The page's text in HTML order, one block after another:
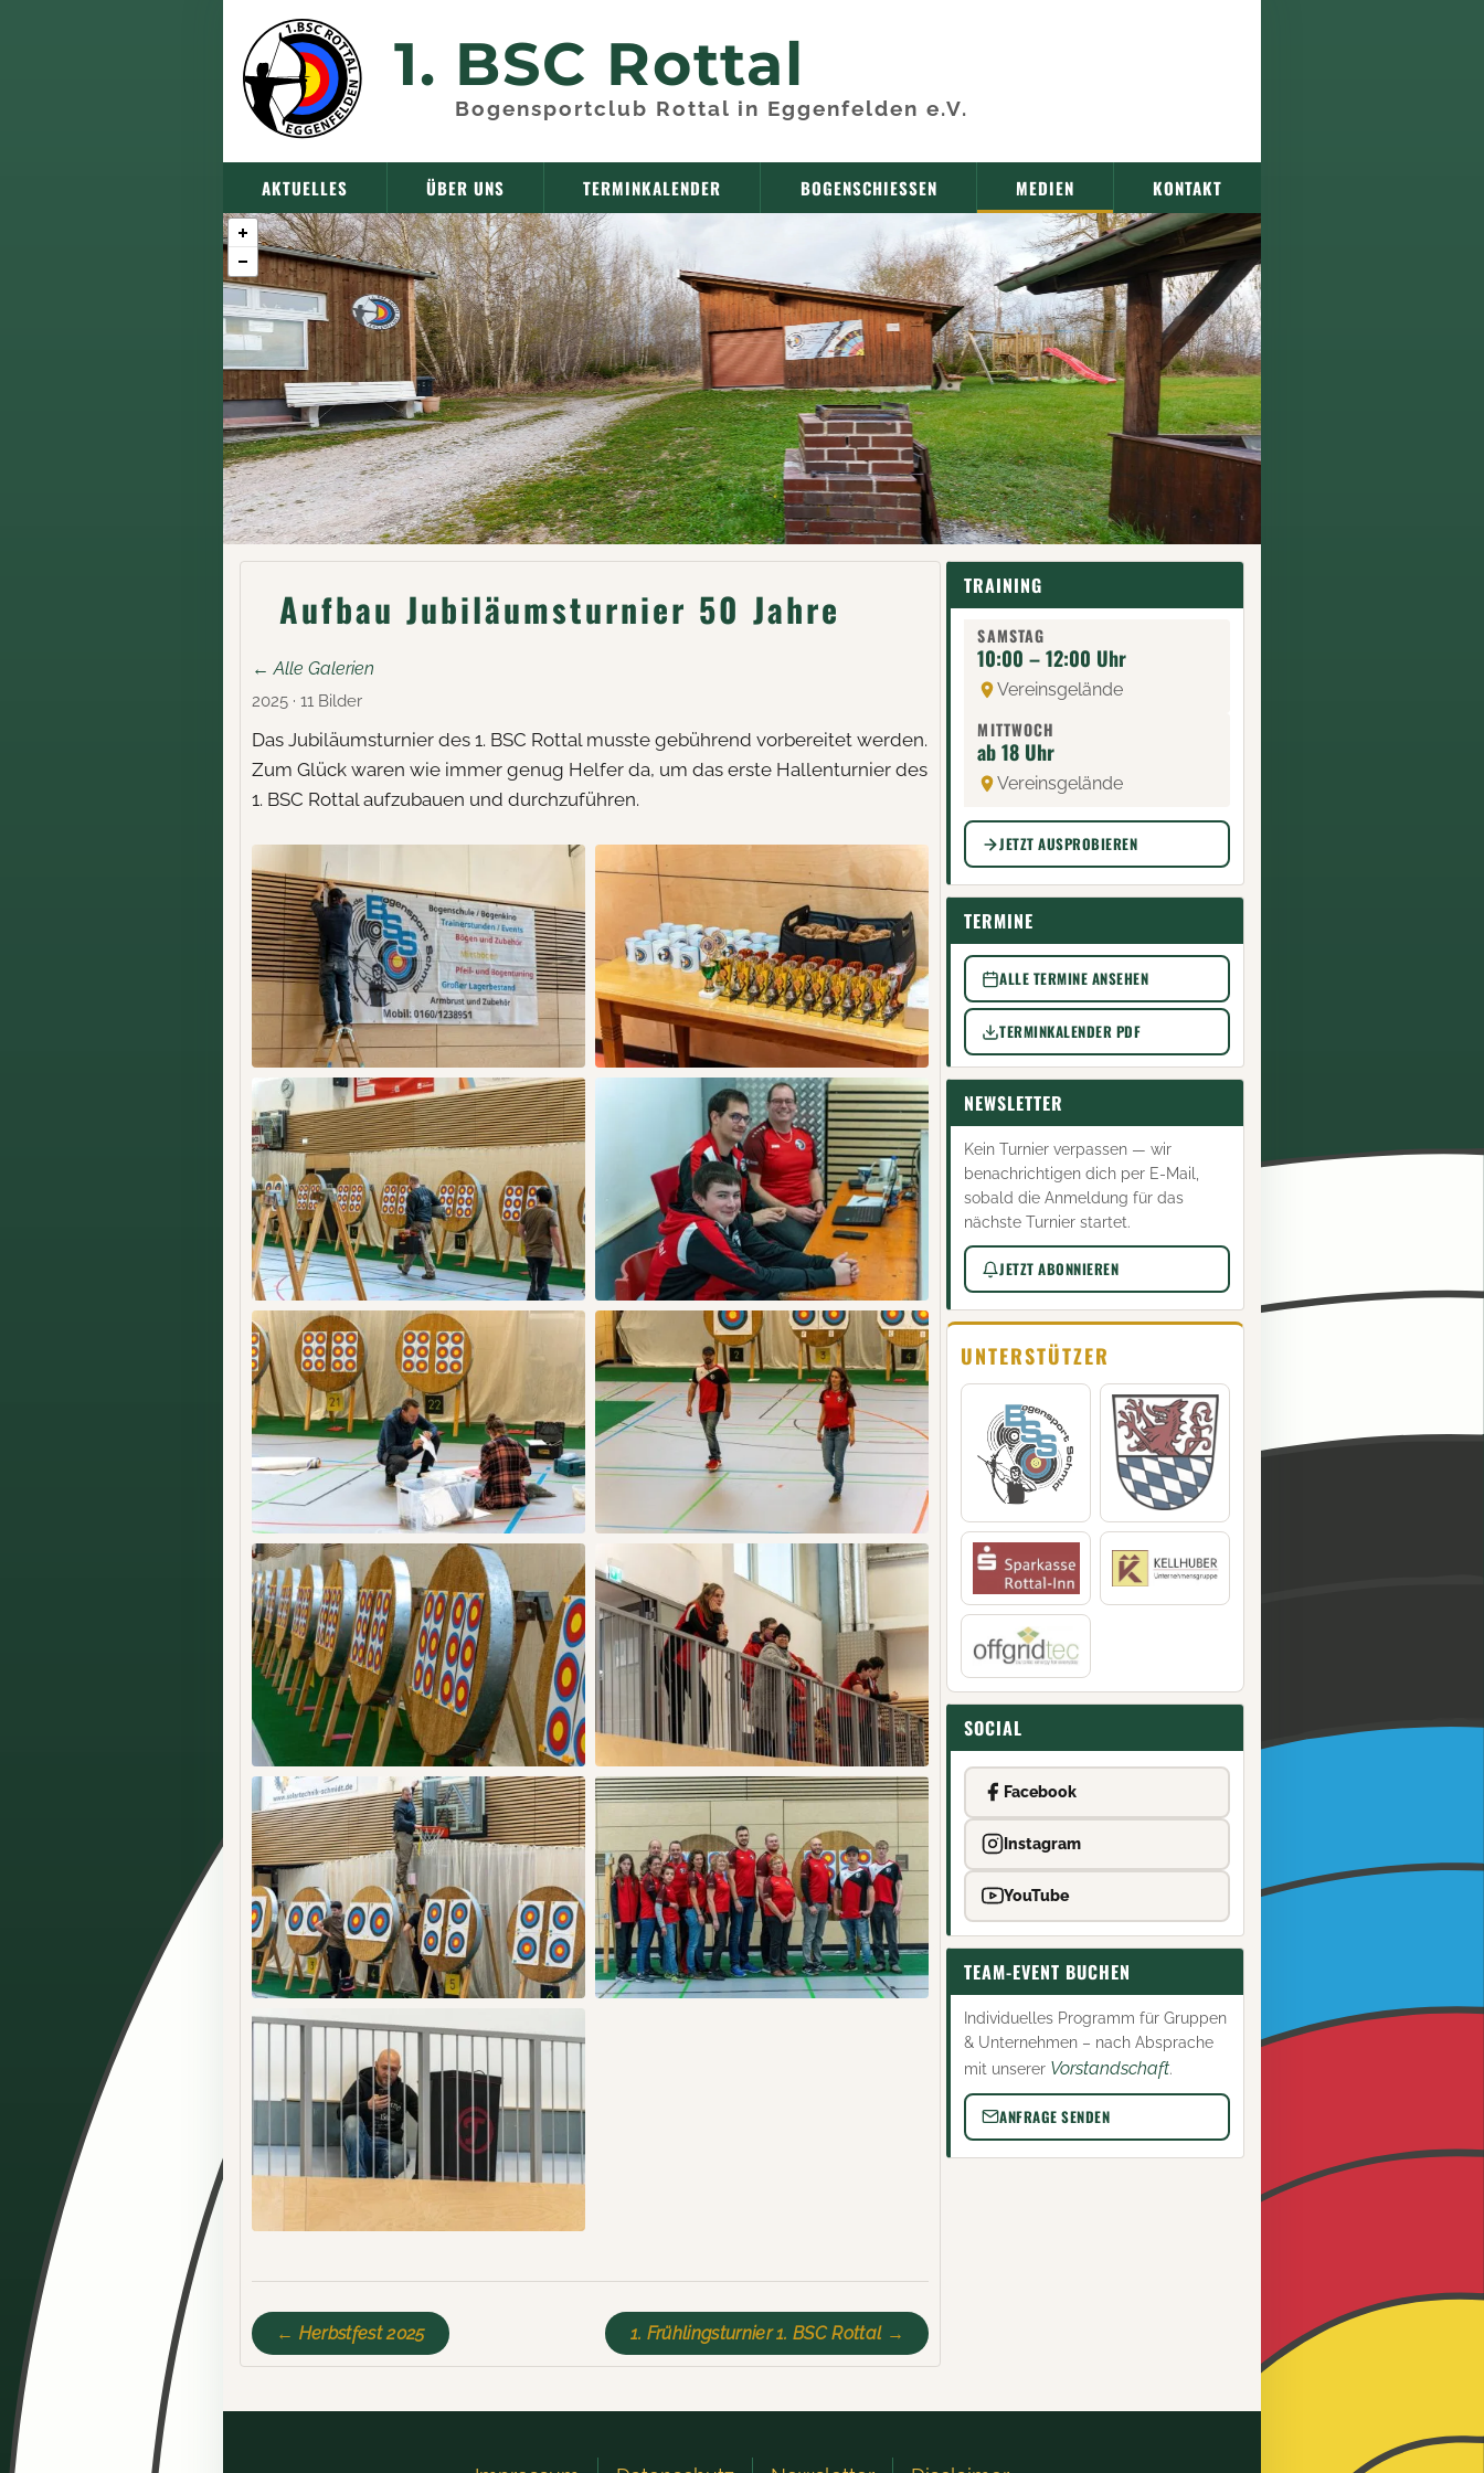
1. BSC Rottal
Bogensportclub Rottal in Eggenfelden e.V.
AKTUELLES ÜBER UNS TERMINKALENDER BOGENSCHIESSEN MEDIEN KONTAKT
Aufbau Jubiläumsturnier 50 Jahre
← Alle Galerien
2025 · 11 Bilder
Das Jubiläumsturnier des 1. BSC Rottal musste gebührend vorbereitet werden.
Zum Glück waren wie immer genug Helfer da, um das erste Hallenturnier des
1. BSC Rottal aufzubauen und durchzuführen.
← Herbstfest 2025 1. Frühlingsturnier 1. BSC Rottal →
TRAINING
SAMSTAG
10:00 – 12:00 Uhr
Vereinsgelände
MITTWOCH
ab 18 Uhr
Vereinsgelände
JETZT AUSPROBIEREN
TERMINE
ALLE TERMINE ANSEHEN
TERMINKALENDER PDF
NEWSLETTER
Kein Turnier verpassen — wir
benachrichtigen dich per E-Mail,
sobald die Anmeldung für das
nächste Turnier startet.
JETZT ABONNIEREN
UNTERSTÜTZER
SOCIAL
Facebook
Instagram
YouTube
TEAM-EVENT BUCHEN
Individuelles Programm für Gruppen
& Unternehmen – nach Absprache
mit unserer Vorstandschaft.
ANFRAGE SENDEN